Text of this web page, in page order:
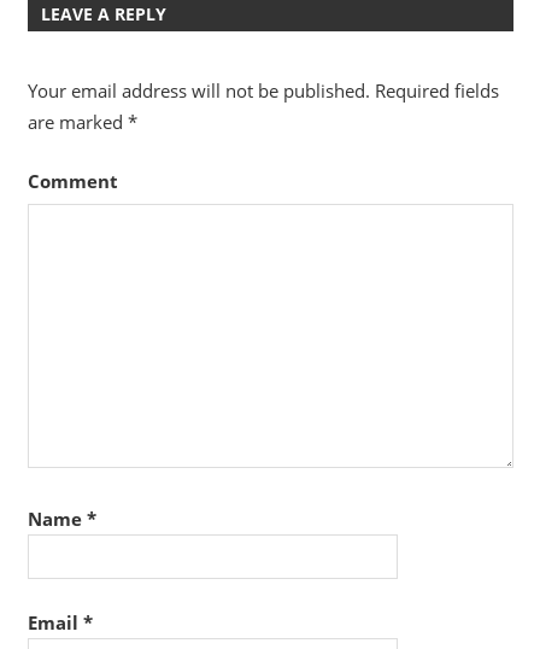
LEAVE A REPLY
Your email address will not be published. Required fields
are marked *
Comment
Name *
Email *